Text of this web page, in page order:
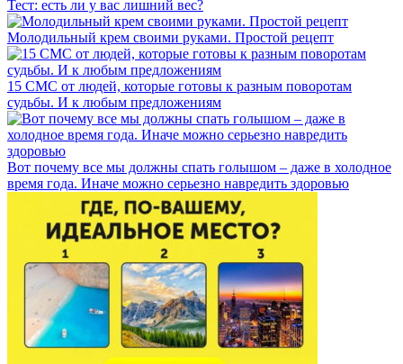
Тест: есть ли у вас лишний вес?
Молодильный крем своими руками. Простой рецепт
15 СМС от людей, которые готовы к разным поворотам
судьбы. И к любым предложениям
Вот почему все мы должны спать голышом – даже в холодное
время года. Иначе можно серьезно навредить здоровью